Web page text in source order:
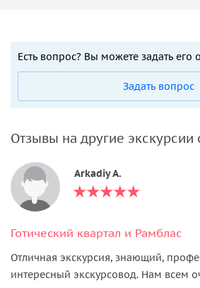
Есть вопрос? Вы можете задать его
Задать вопрос
Отзывы на другие экскурсии
Arkadiy A.
Готический квартал и Рамблас
Отличная экскурсия, знающий,
интересный экскурсовод. Нам всем